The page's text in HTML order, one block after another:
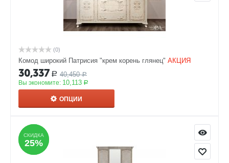
(0)
Комод широкий Патрисия "крем корень глянец" АКЦИЯ
30,337 Р 40,450 Р
Вы экономите: 10,113 Р
ОПЦИИ
СКИДКА
25%
СКИДКА
25%